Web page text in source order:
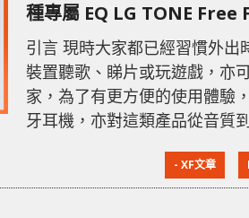
種專屬 EQ LG TONE Free
引言 現時大家都已經習慣外出
裝置聽歌、睇片或玩遊戲，亦
家，為了有更方便的使用體驗
牙耳機，亦對這類產品從音質
FN7，當中使用了 Meridian
預設的 4 種 EQ 音效模式，同
- XF文章